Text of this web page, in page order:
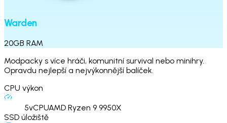
Warden
20GB RAM
Modpacky s více hráči, komunitní survival nebo minihry.
Opravdu nejlepší a nejvýkonnější balíček.
CPU výkon
5vCPUAMD Ryzen 9 9950X
SSD úložiště